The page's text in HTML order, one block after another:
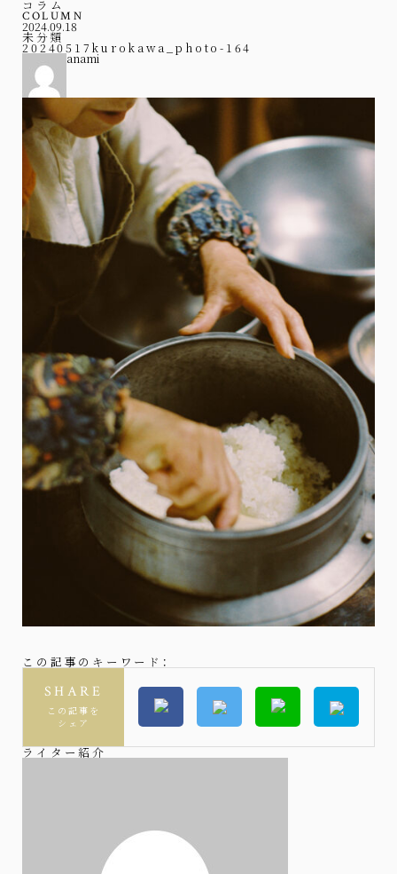
コラム
COLUMN
2024.09.18
未分類
20240517kurokawa_photo-164
anami
この記事のキーワード：
SHARE
この記事を
シェア
ライター紹介